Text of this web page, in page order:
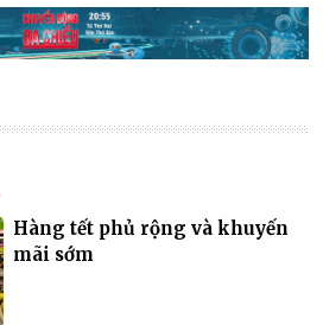
Hàng tết phủ rộng và khuyến
mãi sớm